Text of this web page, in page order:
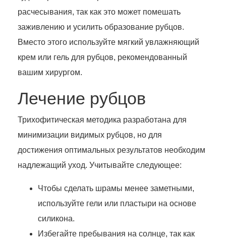
расчесывания, так как это может помешать
заживлению и усилить образование рубцов.
Вместо этого используйте мягкий увлажняющий
крем или гель для рубцов, рекомендованный
вашим хирургом.
Лечение рубцов
Трихофитическая методика разработана для
минимизации видимых рубцов, но для
достижения оптимальных результатов необходим
надлежащий уход. Учитывайте следующее:
Чтобы сделать шрамы менее заметными,
используйте гели или пластыри на основе
силикона.
Избегайте пребывания на солнце, так как